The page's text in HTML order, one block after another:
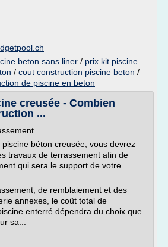
beton sans liner / prix kit piscine
/ cout construction piscine beton /
de piscine en beton
creusée - Combien
...
béton creusée, vous devrez
travaux de terrassement afin de
qui sera le support de votre
de remblaiement et des
annexes, le coût total de
enterré dépendra du choix que
sa...